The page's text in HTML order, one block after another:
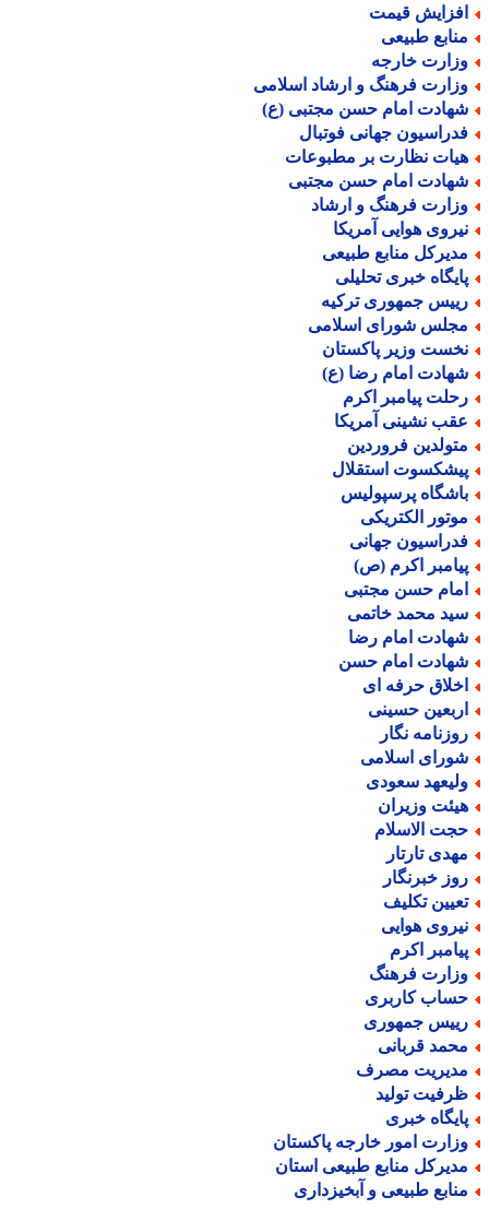
قیمت
طبیعی
خارجه
فرهنگ و ارشاد اسلامی
امام حسن مجتبی (ع)
جهانی فوتبال
نظارت بر مطبوعات
امام حسن مجتبی
فرهنگ و ارشاد
هوایی آمریکا
منابع طبیعی
خبری تحلیلی
جمهوری ترکیه
شورای اسلامی
وزیر پاکستان
امام رضا (ع)
پیامبر اکرم
نشینی آمریکا
فروردین
استقلال
پرسپولیس
الکتریکی
جهانی
اکرم (ص)
حسن مجتبی
محمد خاتمی
امام رضا
امام حسن
حرفه ای
حسینی
نگار
اسلامی
سعودی
وزیران
الاسلام
تارتار
خبرنگار
تکلیف
هوایی
اکرم
فرهنگ
کاربری
جمهوری
قربانی
مصرف
تولید
خبری
امور خارجه پاکستان
منابع طبیعی استان
طبیعی و آبخیزداری